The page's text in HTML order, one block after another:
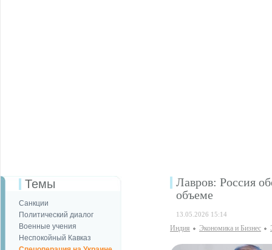
Темы
Санкции
Политический диалог
Военные учения
Неспокойный Кавказ
Лавров: Россия
объеме
13.05.2026 15:14
Индия Экономика и Бизнес